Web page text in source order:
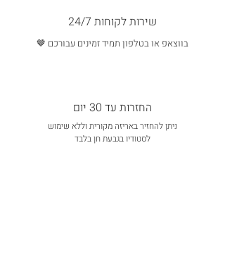
שירות לקוחות 24/7
בווצאפ או בטלפון תמיד זמינים עבורכם 🤎
החזרות עד 30 יום
ניתן להחזיר באריזה מקורית וללא שימוש
לסטודיו בגבעת חן בלבד